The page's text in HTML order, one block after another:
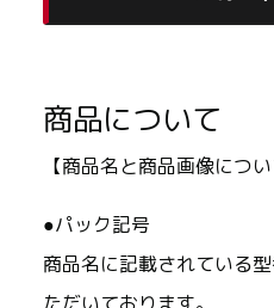
商品について
【商品名と商品画像につい
●パック記号
商品名に記載されている